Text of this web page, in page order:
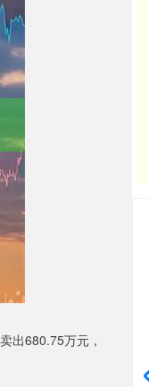
出680.75万元，
43.13